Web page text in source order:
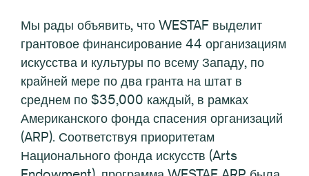
Мы рады объявить, что WESTAF выделит
грантовое финансирование 44 организациям
искусства и культуры по всему Западу, по
крайней мере по два гранта на штат в
среднем по $35,000 каждый, в рамках
Американского фонда спасения организаций
(ARP). Соответствуя приоритетам
Национального фонда искусств (Arts